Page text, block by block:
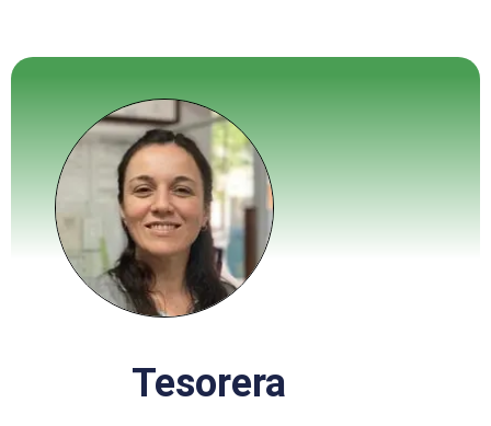
Tesorera